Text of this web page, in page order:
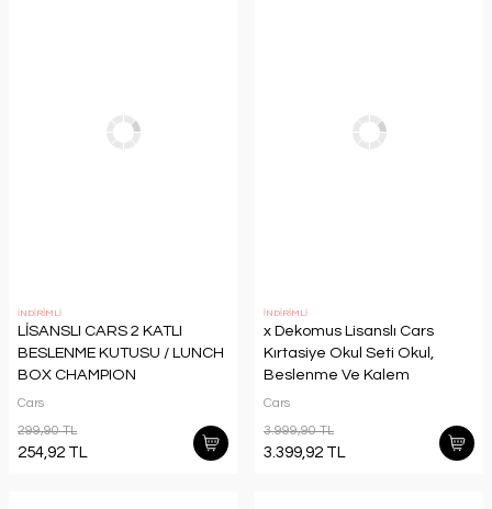
İNDİRİMLİ
LİSANSLI CARS 2 KATLI
BESLENME KUTUSU / LUNCH
BOX CHAMPION
Cars
299,90 TL
254,92 TL
İNDİRİMLİ
x Dekomus Lisanslı Cars
Kırtasiye Okul Seti Okul,
Beslenme Ve Kalem
Çantası,Matara, Beslenme
Cars
3.999,90 TL
3.399,92 TL